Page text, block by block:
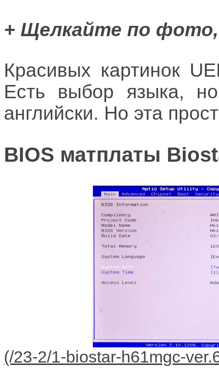
+ Щелкайте по
Красивых картинок
Есть выбор языка,
английски. Но эта
BIOS матплаты